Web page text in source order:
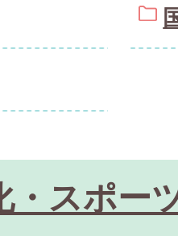
・スポー